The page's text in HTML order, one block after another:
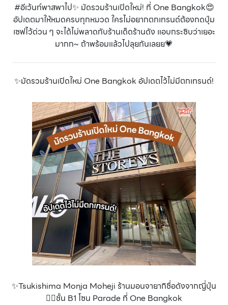
#อีเว้นท์พาสพาไป✨ มัดรวมร้านเปิดใหม่! ที่ One Bangkok😍
อัปเดตมาให้หมดครบทุกหมวด ใครไม่อยากตกเทรนด์ต้องกดปุ่ม
เซฟไว้ด่วน ๆ จะได้ไม่พลาดกับร้านเด็ดร้านดัง แอบกระซิบว่าเยอะ
มากก~ ถ้าพร้อมแล้วไปลุยกันเลยย💗
✨มัดรวมร้านเปิดใหม่ One Bangkok อัปเดตไว้ไม่มีตกเทรนด์!
✨Tsukishima Monja Moheji ร้านมอนจายากิชื่อดังจากญี่ปุ่น
👉🏻ชั้น B1 โซน Parade ที่ One Bangkok